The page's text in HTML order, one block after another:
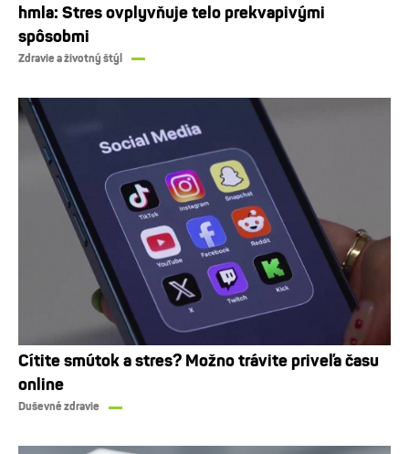
hmla: Stres ovplyvňuje telo prekvapivými
spôsobmi
Zdravie a životný štýl
Cítite smútok a stres? Možno trávite priveľa času
online
Duševné zdravie